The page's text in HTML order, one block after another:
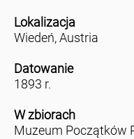
Lokalizacja
Wiedeń, Austria
Datowanie
1893 r.
W zbiorach
Muzeum Początków